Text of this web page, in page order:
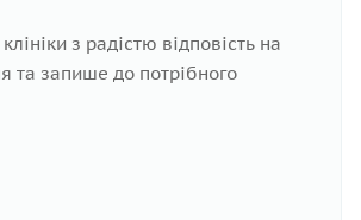
з радістю відповість на
та запише до потрібного